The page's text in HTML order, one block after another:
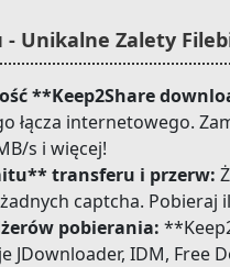
- Unikalne Zalety
**Keep2Share
łącza internetowego.
s i więcej!
transferu i przerw:
captcha. Pobieraj
pobierania:
JDownloader, IDM, Free